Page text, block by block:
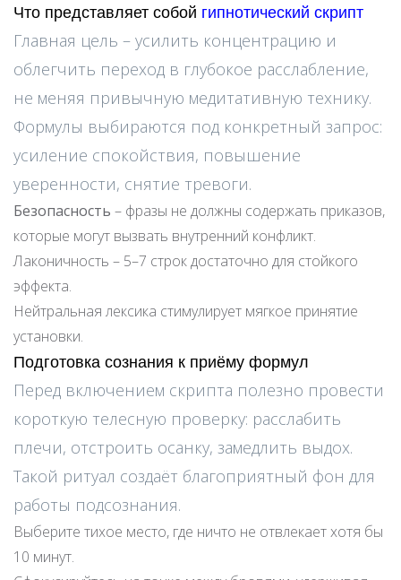
Что представляет собой гипнотический скрипт
Главная цель – усилить концентрацию и
облегчить переход в глубокое расслабление,
не меняя привычную медитативную технику.
Формулы выбираются под конкретный запрос:
усиление спокойствия, повышение
уверенности, снятие тревоги.
Безопасность – фразы не должны содержать приказов,
которые могут вызвать внутренний конфликт.
Лаконичность – 5–7 строк достаточно для стойкого
эффекта.
Нейтральная лексика стимулирует мягкое принятие
установки.
Подготовка сознания к приёму формул
Перед включением скрипта полезно провести
короткую телесную проверку: расслабить
плечи, отстроить осанку, замедлить выдох.
Такой ритуал создаёт благоприятный фон для
работы подсознания.
Выберите тихое место, где ничто не отвлекает хотя бы
10 минут.